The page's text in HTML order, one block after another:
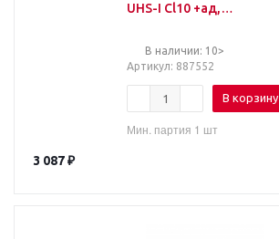
UHS-I Cl10 +ад,
В наличии: 10>
Артикул: 887552
В корзину
Мин. партия 1 шт
3 087₽